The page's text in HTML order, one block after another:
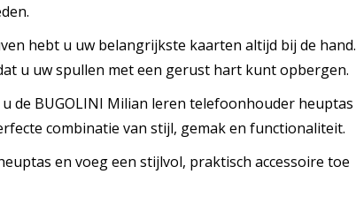
hebt u uw belangrijkste kaarten altijd bij de hand.
u uw spullen met een gerust hart kunt opbergen.
de BUGOLINI Milian leren telefoonhouder heuptas
combinatie van stijl, gemak en functionaliteit.
en voeg een stijlvol, praktisch accessoire toe